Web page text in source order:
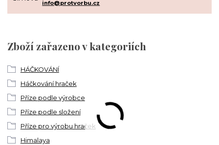
Zboží zařazeno v kategoriích
HÁČKOVÁNÍ
Háčkování hraček
Příze podle výrobce
Příze podle složení
Příze pro výrobu hraček
Himalaya
info@protvorbu.cz